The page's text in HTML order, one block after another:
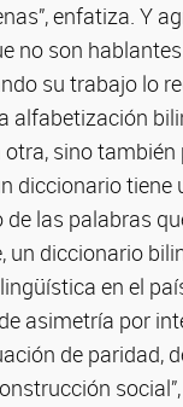
enfatiza. Y
no son
su trabajo lo
alfabetización
sino
diccionario
las palabras
un diccionario
en el
asimetría por
de paridad,